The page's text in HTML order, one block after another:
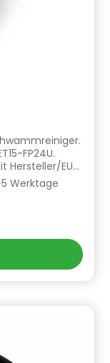
FP24U.
DE,
Werktage